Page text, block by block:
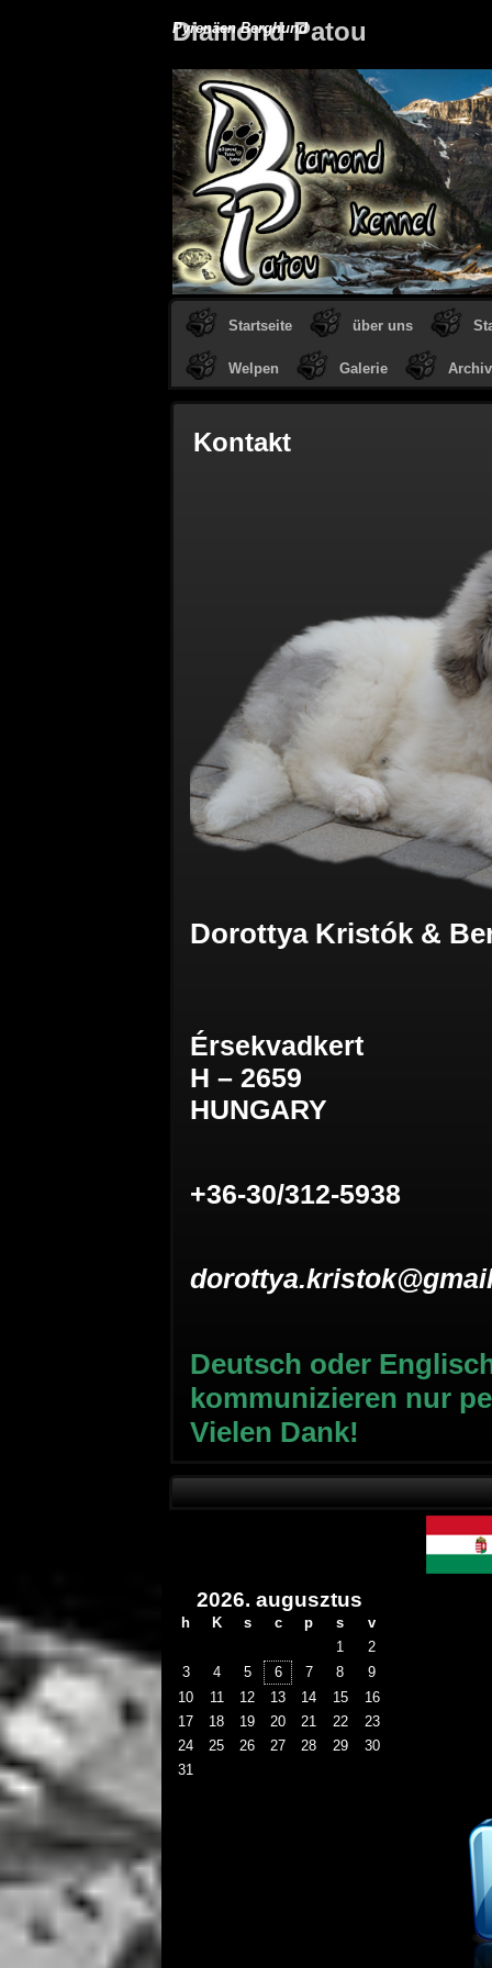
Diamond Patou
Pyrenäen Berghund
Startseite über uns
Welpen Galerie Archiv
Kontakt
Dorottya Kristók &
Érsekvadkert
H – 2659
HUNGARY
+36-30/312-5938
Deutsch oder
kommunizieren nur
Vielen Dank!
2026. augusztus
h K s c p s
v
1
2
3
4 5 6 7 8
9
10
11 12 13 14 15
16
17
18 19 20 21 22
23
24
25 26 27 28 29
30
31